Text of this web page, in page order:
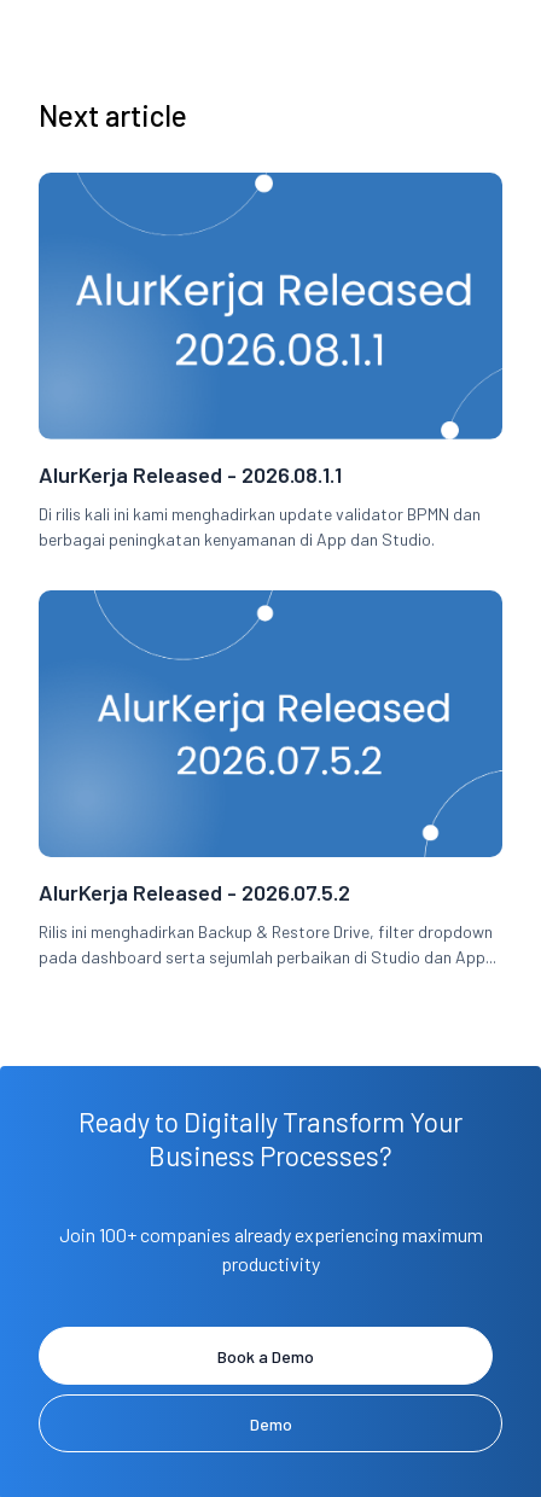
Next article
AlurKerja Released - 2026.08.1.1
Di rilis kali ini kami menghadirkan update validator BPMN dan
berbagai peningkatan kenyamanan di App dan Studio.
AlurKerja Released - 2026.07.5.2
Rilis ini menghadirkan Backup & Restore Drive, filter dropdown
pada dashboard serta sejumlah perbaikan di Studio dan App...
Ready to Digitally Transform Your
Business Processes?
Join 100+ companies already experiencing maximum
productivity
Book a Demo
Demo